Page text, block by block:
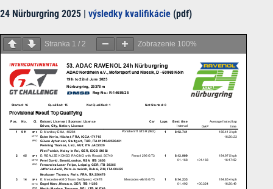
24 Nürburgring 2025 | výsledky kvalifikácie (pdf)
Stranka 1 / 2 Zobrazenie 100%